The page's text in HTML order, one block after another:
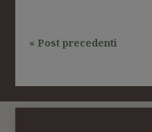
« Post precedenti